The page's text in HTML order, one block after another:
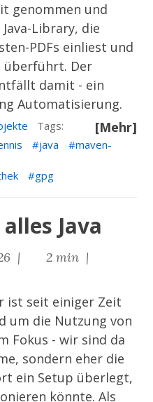
genommen und
Library, die
PDFs einliest und
überführt. Der
damit - ein
Automatisierung.
[Mehr]
Tags:
java
maven-
gpg
Java
|
2 min |
ist seit einiger Zeit
um die Nutzung von
Fokus - wir sind da
sondern eher die
ein Setup überlegt,
könnte. Als